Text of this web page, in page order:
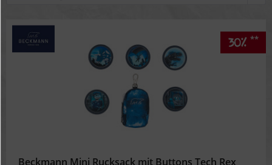
30% **
Beckmann Mini Rucksack mit Buttons Tech Rex